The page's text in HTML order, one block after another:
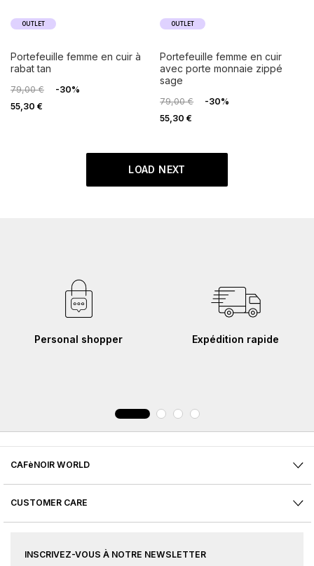
OUTLET
portefeuille femme en cuir à
rabat tan
79,00 €
-30%
55,30 €
OUTLET
portefeuille femme en cuir
avec porte monnaie zippé
sage
79,00 €
-30%
55,30 €
LOAD NEXT
Personal shopper Expédition rapide
CAFèNOIR WORLD
CUSTOMER CARE
INSCRIVEZ-VOUS À NOTRE NEWSLETTER